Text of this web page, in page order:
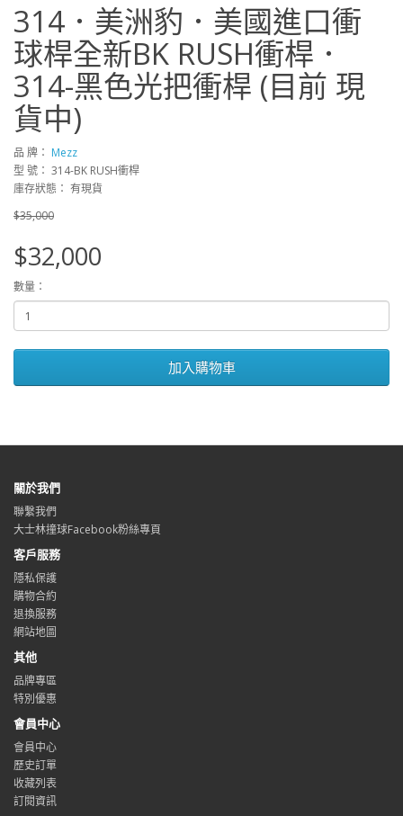
314．美洲豹．美國進口衝
球桿全新BK RUSH衝桿．
314-黑色光把衝桿 (目前 現
貨中)
品 牌： Mezz
型 號： 314-BK RUSH衝桿
庫存狀態： 有現貨
$35,000
$32,000
數量：
加入購物車
關於我們
聯繫我們
大士林撞球Facebook粉絲專頁
客戶服務
隱私保護
購物合約
退換服務
網站地圖
其他
品牌專區
特別優惠
會員中心
會員中心
歷史訂單
收藏列表
訂閱資訊